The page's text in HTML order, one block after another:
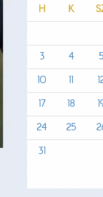
H K
3
4 5
10
11
17
18
24
25
31